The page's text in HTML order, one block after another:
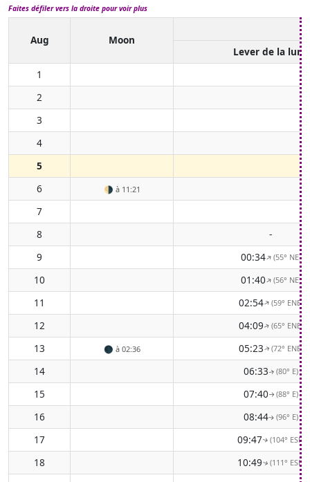
Faites défiler vers la droite pour voir plus
Aug
Moon
Lever de la lune
1
2
3
4
5
6
🌗 à 11:21
7
8
-
9
00:34↑(55° NE)
10 01:40↑(56° NE)
11 02:54↑(59° ENE)
12 04:09↑(65° ENE)
13 🌑 à 02:36 05:23↑(72° ENE)
14 06:33↑(80° E)
15 07:40↑ (88° E)
16 08:44↑ (96° E)
17 09:47↑(104° ESE)
18 10:49↑(111° ESE)